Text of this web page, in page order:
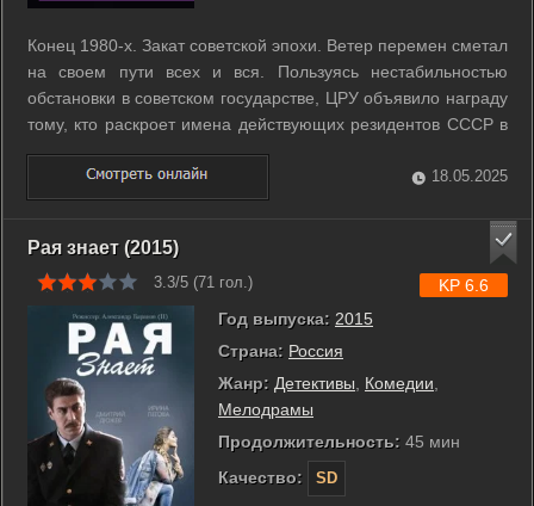
Конец 1980-х. Закат советской эпохи. Ветер перемен сметал
на своем пути всех и вся. Пользуясь нестабильностью
обстановки в советском государстве, ЦРУ объявило награду
тому, кто раскроет имена действующих резидентов СССР в
западных странах. Предателю пообещали миллион
долларов и политическое убежище за границей. Первое и
Второе управления КГБ ...
18.05.2025
Рая знает (2015)
3.3/5 (71 гол.)
Год выпуска: 2015
Страна: Россия
Жанр: Детективы Комедии
Мелодрамы
Продолжительность: 45 мин
Качество:
SD
KP 6.6